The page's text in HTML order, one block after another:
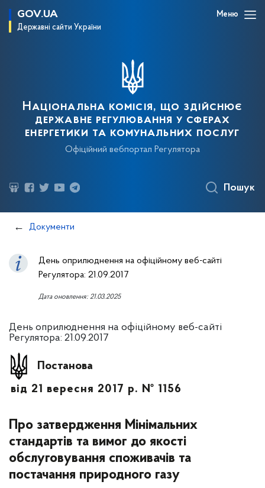
GOV.UA
Державні сайти України
Меню
Національна комісія, що здійснює
державне регулювання у сферах
енергетики та комунальних послуг
Офіційний вебпортал Регулятора
Пошук
Документи
День оприлюднення на офіційному веб-сайті
Регулятора: 21.09.2017
Дата оновлення: 21.03.2025
День оприлюднення на офіційному веб-сайті
Регулятора: 21.09.2017
Постанова
від 21 вересня 2017 р. № 1156
Про затвердження Мінімальних
стандартів та вимог до якості
обслуговування споживачів та
постачання природного газу